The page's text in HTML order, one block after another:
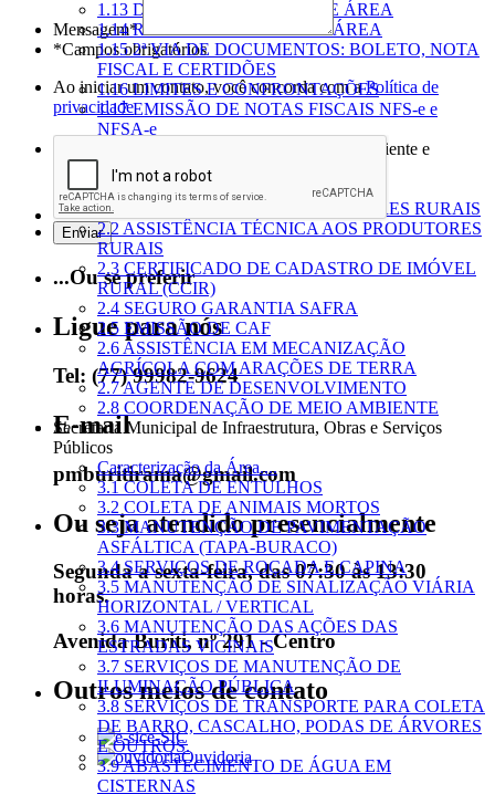
Mensagem*
*Campos obrigatórios
Ao iniciar um contato, você concorda com aPolítica de
privacidade
...Ou se preferir
Ligue para nós
Tel: (77) 99982-9624
E-mail
pmburitirama@gmail.com
Ou seja atendido presencialmente
Segunda a sexta-feira, das 07:30 às 13:30
horas.
Avenida Buriti, nº 291 - Centro
Outros meios de contato
e-SIC
Ouvidoria
1.13 DESMEMBRAMENTO DE ÁREA
1.14 REMEMBRAMENTO DE ÁREA
1.15 2ª VIA DE DOCUMENTOS: BOLETO, NOTA
FISCAL E CERTIDÕES
1.16 LIMITES E CONFRONTAÇÕES
1.17 EMISSÃO DE NOTAS FISCAIS NFS-e e
NFSA-e
Secretaria Municipal de Agricultura, Meio Ambiente e
Desenvolvimento Rural
Caracterização da Área...
2.1 CADASTRAMENTO PRODUTORES RURAIS
2.2 ASSISTÊNCIA TÉCNICA AOS PRODUTORES
RURAIS
2.3 CERTIFICADO DE CADASTRO DE IMÓVEL
RURAL (CCIR)
2.4 SEGURO GARANTIA SAFRA
2.5 EMISSÃO DE CAF
2.6 ASSISTÊNCIA EM MECANIZAÇÃO
AGRÍCOLA COM ARAÇÕES DE TERRA
2.7 AGENTE DE DESENVOLVIMENTO
2.8 COORDENAÇÃO DE MEIO AMBIENTE
Secretaria Municipal de Infraestrutura, Obras e Serviços
Públicos
Caracterização da Área....
3.1 COLETA DE ENTULHOS
3.2 COLETA DE ANIMAIS MORTOS
3.3 MANUTENÇÃO DE PAVIMENTAÇÃO
ASFÁLTICA (TAPA-BURACO)
3.4 SERVIÇOS DE ROÇADA E CAPINA
3.5 MANUTENÇÃO DE SINALIZAÇÃO VIÁRIA
HORIZONTAL / VERTICAL
3.6 MANUTENÇÃO DAS AÇÕES DAS
ESTRADAS VICINAIS
3.7 SERVIÇOS DE MANUTENÇÃO DE
ILUMINAÇÃO PÚBLICA
3.8 SERVIÇOS DE TRANSPORTE PARA COLETA
DE BARRO, CASCALHO, PODAS DE ÁRVORES
E OUTROS.
3.9 ABASTECIMENTO DE ÁGUA EM
CISTERNAS